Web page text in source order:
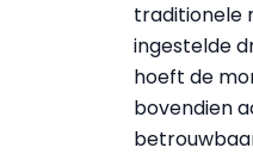
traditionele
ingestelde
hoeft de
bovendien